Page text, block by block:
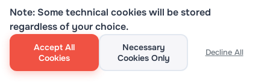
Jakość zarządzania DNS zależy w dużej mierze od
środowiska hostingowego. Oto krótkie porównanie:
Typ hostingu Kontrola DNS
Note: Some technical cookies will be stored
regardless of your choice.
Accept All
Cookies
Necessary
Cookies Only
Decline All